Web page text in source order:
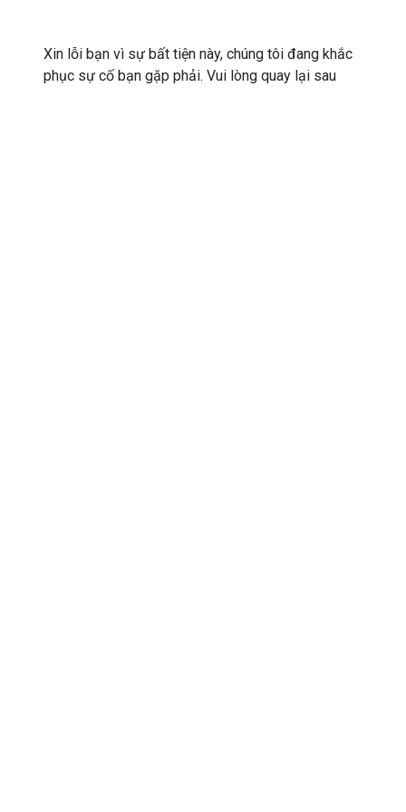
Xin lỗi bạn vì sự bất tiện này, chúng tôi đang khắc
phục sự cố bạn gặp phải. Vui lòng quay lại sau